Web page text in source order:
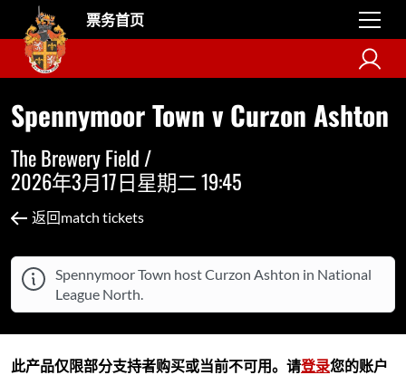
票务首页
Spennymoor Town v Curzon Ashton
The Brewery Field /
2026年3月17日星期二 19:45
返回match tickets
Spennymoor Town host Curzon Ashton in National
League North.
此产品仅限部分支持者购买或当前不可用。请登录您的账户